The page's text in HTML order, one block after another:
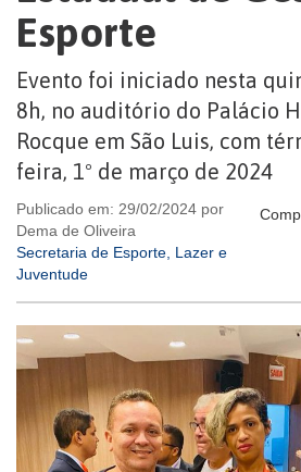
Esporte
Evento foi iniciado nesta
8h, no auditório do Palácio
Rocque em São Luis, com
feira, 1º de março de 2024
Publicado em: 29/02/2024 por
Dema de Oliveira
Secretaria de Esporte, Lazer e
Juventude